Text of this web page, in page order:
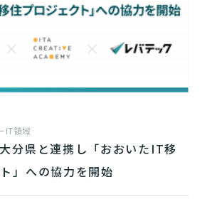
IT領域
分県と連携し「おおいたIT移
」への協力を開始